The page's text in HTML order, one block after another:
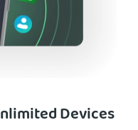
Devices